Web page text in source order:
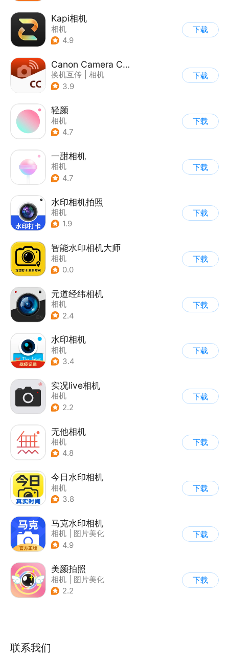
Kapi相机
相机
4.9
下载
Canon Camera Connect
换机互传
相机
3.9
下载
轻颜
相机
4.7
下载
一甜相机
相机
4.7
下载
水印相机拍照
相机
1.9
下载
智能水印相机大师
相机
0.0
下载
元道经纬相机
相机
2.4
下载
水印相机
相机
3.4
下载
实况live相机
相机
2.2
下载
无他相机
相机
4.8
下载
今日水印相机
相机
3.8
下载
马克水印相机
相机
图片美化
4.9
下载
美颜拍照
相机
图片美化
2.2
下载
联系我们